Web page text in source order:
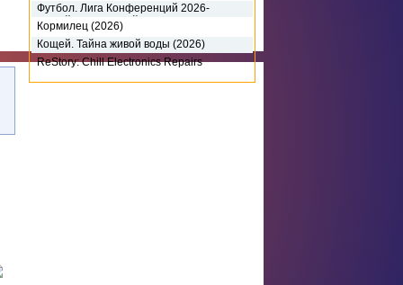
Футбол. Лига Конференций 2026-
27. 3-й кв раунд. 1-й матч. Динамо
К (2026)
Кормилец (2026)
Кощей. Тайна живой воды (2026)
ReStory: Chill Electronics Repairs